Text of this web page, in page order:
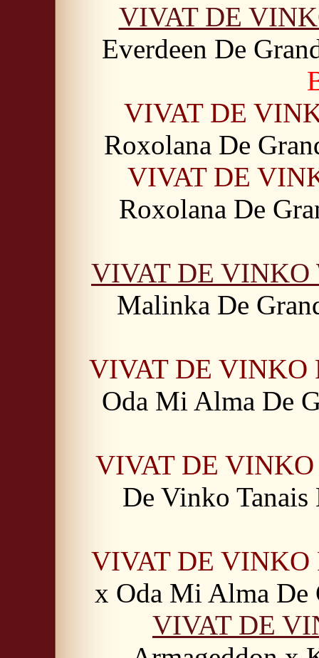
VIVAT DE
Everdeen De
VIVAT DE
Roxolana De
VIVAT DE
Roxolana De
VIVAT DE VINKO
Malinka De
VIVAT DE VINKO
Oda Mi Alma De
VIVAT DE
De Vinko
VIVAT DE VINKO
x Oda Mi Alma
VIVAT DE